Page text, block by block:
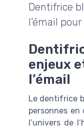
Dentifrice
l’émail
enjeux
l’émail
Le dentifrice
personnes
l’univers de